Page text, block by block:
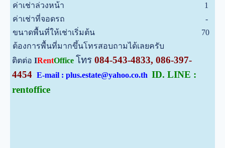
ค่าเช่าล่วงหน้า
1
ค่าเช่าที่จอดรถ
-
ขนาดพื้นที่ให้เช่าเริ่มต้น
70
ต้องการพื้นที่มากขึ้นโทรสอบถามได้เลยครับ
ติตต่อ IRentOffice โทร 084-543-4833, 086-397-
4454 E-mail : plus.estate@yahoo.co.th ID. LINE :
rentoffice